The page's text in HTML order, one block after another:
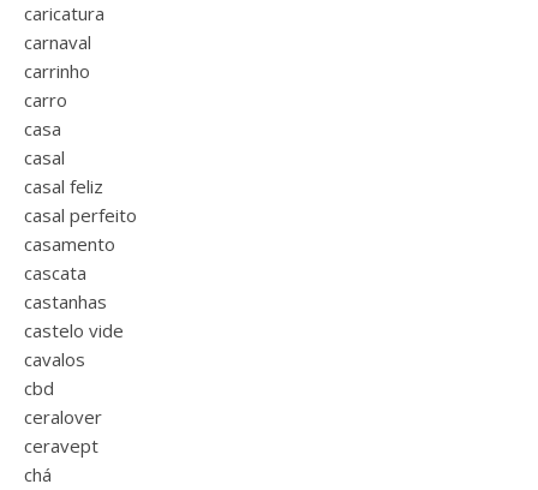
caricatura
carnaval
carrinho
carro
casa
casal
casal feliz
casal perfeito
casamento
cascata
castanhas
castelo vide
cavalos
cbd
ceralover
ceravept
chá